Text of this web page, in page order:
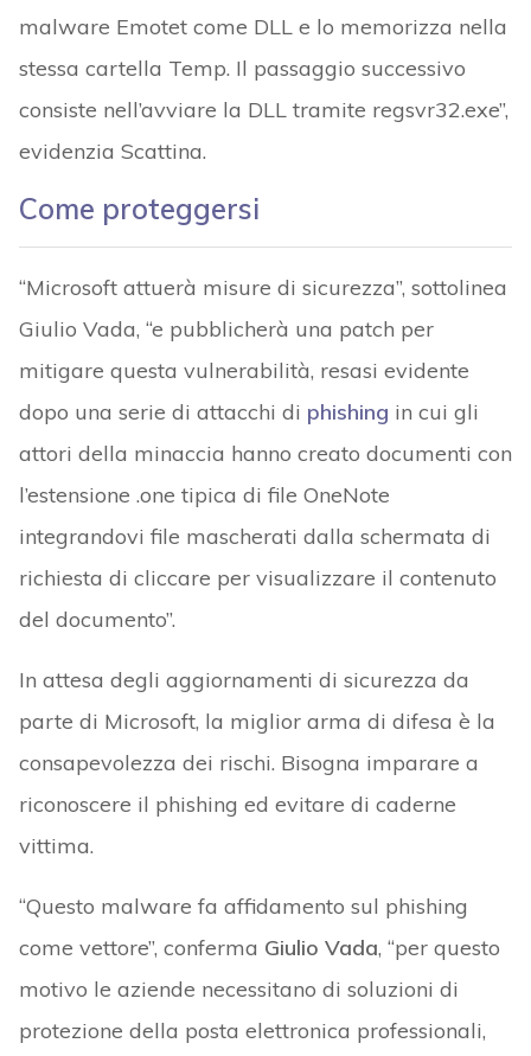
malware Emotet come DLL e lo memorizza nella
stessa cartella Temp. Il passaggio successivo
consiste nell’avviare la DLL tramite regsvr32.exe”,
evidenzia Scattina.
Come proteggersi
“Microsoft attuerà misure di sicurezza”, sottolinea
Giulio Vada, “e pubblicherà una patch per
mitigare questa vulnerabilità, resasi evidente
dopo una serie di attacchi di phishing in cui gli
attori della minaccia hanno creato documenti con
l’estensione .one tipica di file OneNote
integrandovi file mascherati dalla schermata di
richiesta di cliccare per visualizzare il contenuto
del documento”.
In attesa degli aggiornamenti di sicurezza da
parte di Microsoft, la miglior arma di difesa è la
consapevolezza dei rischi. Bisogna imparare a
riconoscere il phishing ed evitare di caderne
vittima.
“Questo malware fa affidamento sul phishing
come vettore”, conferma Giulio Vada, “per questo
motivo le aziende necessitano di soluzioni di
protezione della posta elettronica professionali,